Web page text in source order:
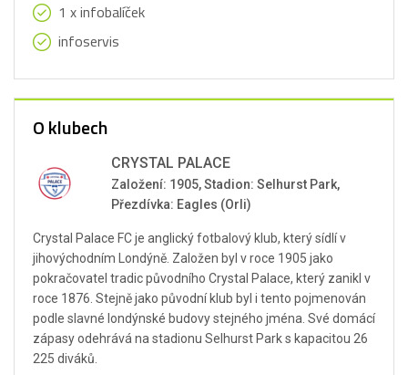
1 x infobalíček
infoservis
O klubech
CRYSTAL PALACE
Založení: 1905, Stadion: Selhurst Park,
Přezdívka: Eagles (Orli)
Crystal Palace FC je anglický fotbalový klub, který sídlí v
jihovýchodním Londýně. Založen byl v roce 1905 jako
pokračovatel tradic původního Crystal Palace, který zanikl v
roce 1876. Stejně jako původní klub byl i tento pojmenován
podle slavné londýnské budovy stejného jména. Své domácí
zápasy odehrává na stadionu Selhurst Park s kapacitou 26
225 diváků.